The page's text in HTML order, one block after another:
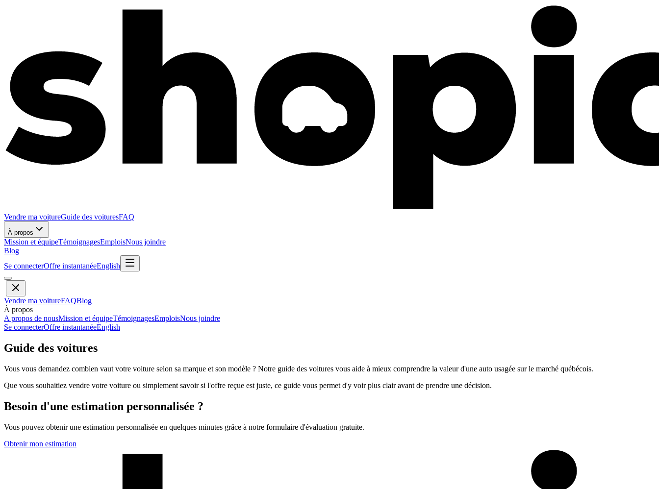
Vendre ma voitureGuide des voituresFAQ
À propos
Mission et équipeTémoignagesEmploisNous joindre
Blog
Se connecterOffre instantanéeEnglish
Vendre ma voitureFAQBlog
À propos
A propos de nousMission et équipeTémoignagesEmploisNous joindre
Se connecterOffre instantanéeEnglish
Guide des voitures
Vous vous demandez combien vaut votre voiture selon sa marque et son modèle ? Notre guide des voitures vous aide à mieux comprendre la valeur d'une auto usagée sur le marché québécois.
Que vous souhaitiez vendre votre voiture ou simplement savoir si l'offre reçue est juste, ce guide vous permet d'y voir plus clair avant de prendre une décision.
Besoin d'une estimation personnalisée ?
Vous pouvez obtenir une estimation personnalisée en quelques minutes grâce à notre formulaire d'évaluation gratuite.
Obtenir mon estimation